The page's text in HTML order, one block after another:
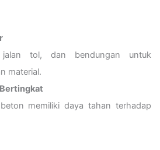
jalan tol, dan bendungan untuk
material.
memiliki daya tahan terhadap